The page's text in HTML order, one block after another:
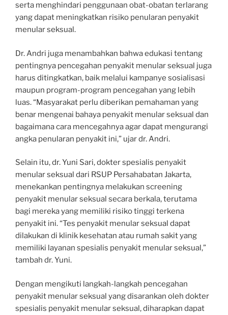
serta menghindari penggunaan obat-obatan terlarang
yang dapat meningkatkan risiko penularan penyakit
menular seksual.
Dr. Andri juga menambahkan bahwa edukasi tentang
pentingnya pencegahan penyakit menular seksual juga
harus ditingkatkan, baik melalui kampanye sosialisasi
maupun program-program pencegahan yang lebih
luas. “Masyarakat perlu diberikan pemahaman yang
benar mengenai bahaya penyakit menular seksual dan
bagaimana cara mencegahnya agar dapat mengurangi
angka penularan penyakit ini,” ujar dr. Andri.
Selain itu, dr. Yuni Sari, dokter spesialis penyakit
menular seksual dari RSUP Persahabatan Jakarta,
menekankan pentingnya melakukan screening
penyakit menular seksual secara berkala, terutama
bagi mereka yang memiliki risiko tinggi terkena
penyakit ini. “Tes penyakit menular seksual dapat
dilakukan di klinik kesehatan atau rumah sakit yang
memiliki layanan spesialis penyakit menular seksual,”
tambah dr. Yuni.
Dengan mengikuti langkah-langkah pencegahan
penyakit menular seksual yang disarankan oleh dokter
spesialis penyakit menular seksual, diharapkan dapat